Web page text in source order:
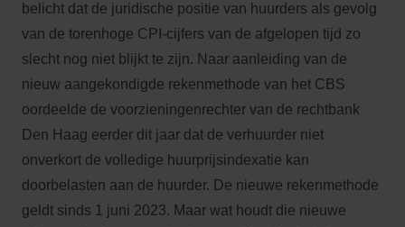
belicht dat de juridische positie van huurders als gevolg
van de torenhoge CPI-cijfers van de afgelopen tijd zo
slecht nog niet blijkt te zijn. Naar aanleiding van de
nieuw aangekondigde rekenmethode van het CBS
oordeelde de voorzieningenrechter van de rechtbank
Den Haag eerder dit jaar dat de verhuurder niet
onverkort de volledige huurprijsindexatie kan
doorbelasten aan de huurder. De nieuwe rekenmethode
geldt sinds 1 juni 2023. Maar wat houdt die nieuwe